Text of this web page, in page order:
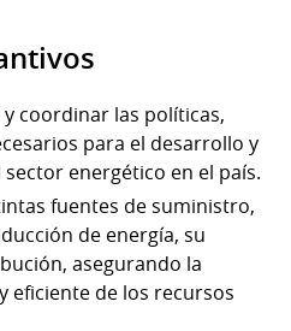
coordinar las políticas,
para el desarrollo y
energético en el país.
fuentes de suministro,
de energía, su
asegurando la
eficiente de los recursos